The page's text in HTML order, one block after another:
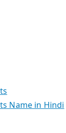
Name in Hindi